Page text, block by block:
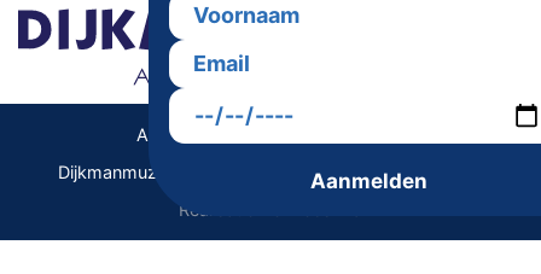
Dijkmanmuziek 2026 © | Alle rechten voorbehouden
Realisatie De Websmid
Algemene Voorwaarden | Privacy
Aanmelden